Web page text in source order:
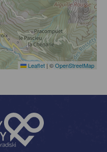
Leaflet | ©OpenStreetMap